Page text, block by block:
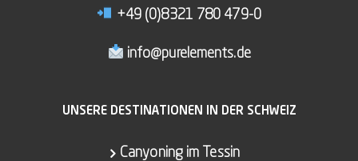
+49 (0)8321 780 479-0
info@purelements.de
UNSERE DESTINATIONEN IN DER SCHWEIZ
Canyoning im Tessin